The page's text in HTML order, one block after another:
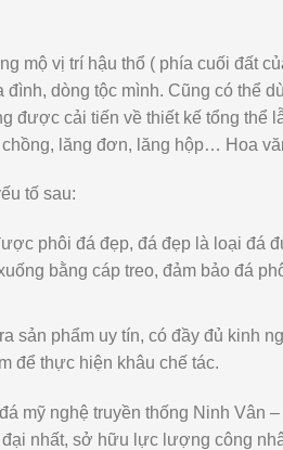
mộ vị trí hậu thổ ( phía cuối đất
dòng tộc mình. Cũng có thể
cải tiến về thiết kế tổng thể
lăng đơn, lăng hộp… Hoa
tố sau:
phôi đá đẹp, đá đẹp là loại đá
bằng cáp treo, đảm bảo đá
phẩm uy tín, có đầy đủ kinh
để thực hiện khâu chế tác.
mỹ nghệ truyền thống Ninh Vân
nhất, sở hữu lực lượng công